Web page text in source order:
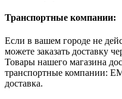
Транспортные компании:
Если в вашем городе не
можете заказать доставку
Товары нашего магазина
транспортные компании:
доставка.